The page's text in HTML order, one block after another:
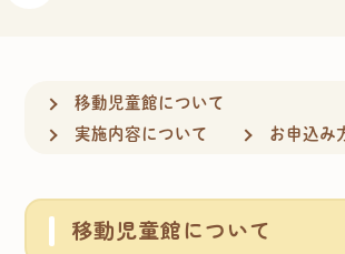
移動児童館について
実施内容について
お申込み
移動児童館について